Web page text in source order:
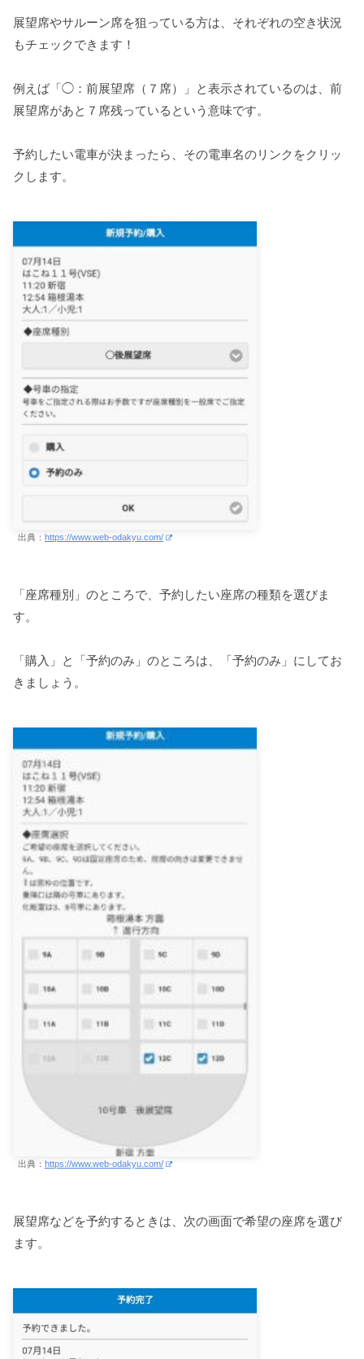
展望席やサルーン席を狙っている方は、それぞれの空き状況
もチェックできます！
例えば「◯：前展望席（７席）」と表示されているのは、前
展望席があと７席残っているという意味です。
予約したい電車が決まったら、その電車名のリンクをクリッ
クします。
出典： https://www.web-odakyu.com/
「座席種別」のところで、予約したい座席の種類を選びま
す。
「購入」と「予約のみ」のところは、「予約のみ」にしてお
きましょう。
出典： https://www.web-odakyu.com/
展望席などを予約するときは、次の画面で希望の座席を選び
ます。